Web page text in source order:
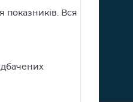
показників. Вся